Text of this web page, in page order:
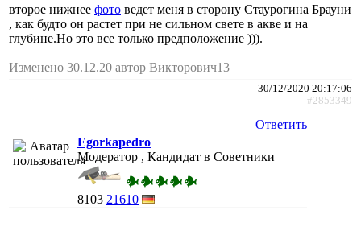
второе нижнее фото ведет меня в сторону Стаурогина Брауни
, как будто он растет при не сильном свете в акве и на
глубине.Но это все только предположение ))).
Изменено 30.12.20 автор Викторович13
30/12/2020 20:17:06
#2853349
Ответить
Egorkapedro
Модератор , Кандидат в Советники
8103 21610